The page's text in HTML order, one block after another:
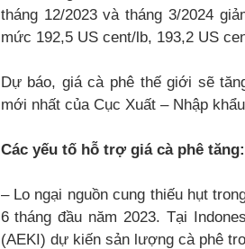
tháng 12/2023 và tháng 3/2024
mức 192,5 US cent/lb, 193,2 US
Dự báo, giá cà phê thế giới sẽ
mới nhất của Cục Xuất – Nhập
Các yếu tố hỗ trợ giá cà phê tăng:
– Lo ngại nguồn cung thiếu hụt
6 tháng đầu năm 2023. Tại
(AEKI) dự kiến sản lượng cà phê